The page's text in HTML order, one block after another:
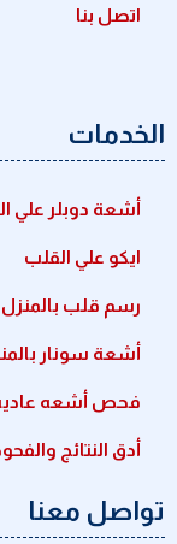
اتصل بنا
الخدمات
أشعة دوبلر علي
ايكو علي القلب
رسم قلب بالمنزل
أشعة سونار
فحص أشعه عاديه
أدق النتائج
تواصل معنا